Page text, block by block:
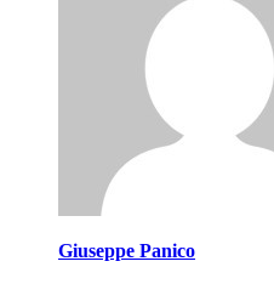
Giuseppe Panico